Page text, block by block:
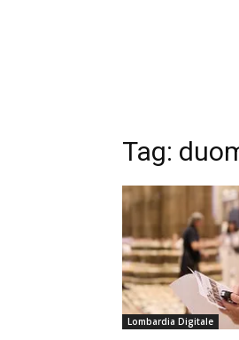
Tag:
Lombardia Digitale